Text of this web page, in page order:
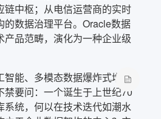
链中枢；从电信运营商的实时
的数据治理平台。Oracle数据
产品范畴，演化为一种企业级
智能、多模态数据爆炸式增长
禁要问：一个诞生于上世纪70
系统，何以在技术迭代如潮水